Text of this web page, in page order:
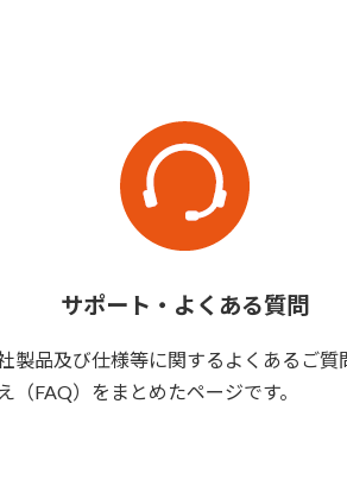
サポート・よくある質問
製品及び仕様等に関するよくあるご質
（FAQ）をまとめたページです。